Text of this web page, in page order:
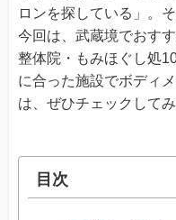
ロンを探している」。
今回は、武蔵境でおす
整体院・もみほぐし処
に合った施設でボディ
は、ぜひチェックしてみ
目次